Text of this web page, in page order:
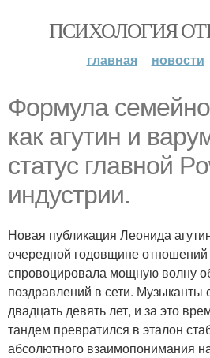
ПСИХОЛОГИЯ
главная новости
Формула
как агутин и
статус главной
индустрии.
Новая публикация Леонида
очередной годовщине
спровоцировала мощную волну
поздравлений в сети. Музыканты
двадцать девять лет, и за это
тандем превратился в эталон
абсолютного взаимопонимания